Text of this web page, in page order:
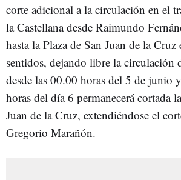
corte adicional a la circulación en el
la Castellana desde Raimundo
hasta la Plaza de San Juan de la Cruz
sentidos, dejando libre la circulación
desde las 00.00 horas del 5 de junio
horas del día 6 permanecerá cortada
Juan de la Cruz, extendiéndose el
Gregorio Marañón.